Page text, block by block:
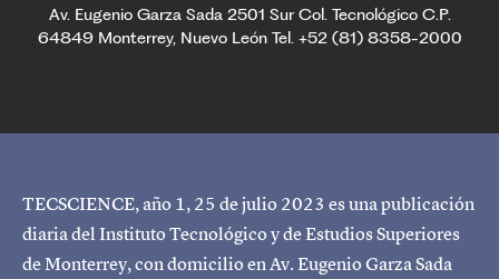
Av. Eugenio Garza Sada 2501 Sur Col. Tecnológico C.P.
64849 Monterrey, Nuevo León Tel. +52 (81) 8358-2000
TECSCIENCE, año 1, 25 de julio 2023 es una publicación
diaria del Instituto Tecnológico y de Estudios Superiores
de Monterrey, con domicilio en Av. Eugenio Garza Sada